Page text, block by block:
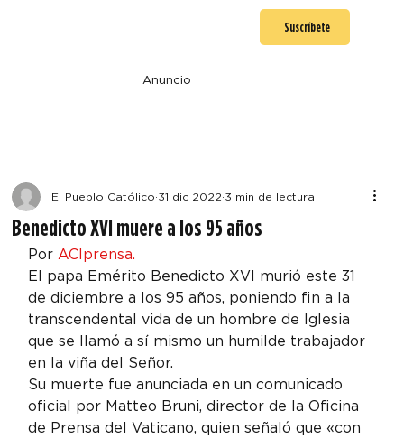
Suscríbete
Anuncio
Benedicto XVI muere a los 95 años
El Pueblo Católico 31 dic 2022 3 min de lectura
Por ACIprensa.
El papa Emérito Benedicto XVI murió este 31
de diciembre a los 95 años, poniendo fin a la
transcendental vida de un hombre de Iglesia
que se llamó a sí mismo un humilde trabajador
en la viña del Señor.
Su muerte fue anunciada en un comunicado
oficial por Matteo Bruni, director de la Oficina
de Prensa del Vaticano, quien señaló que «con